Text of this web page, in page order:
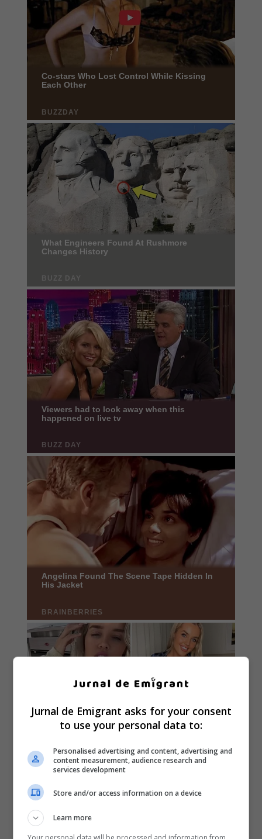
Jurnal de Emigrant asks for your consent
to use your personal data to:
Personalised advertising and content, advertising and
content measurement, audience research and
services development
Store and/or access information on a device
Learn more